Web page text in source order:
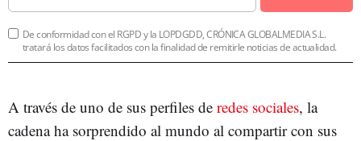
De conformidad con el RGPD y la LOPDGDD, CRÓNICA GLOBALMEDIA S.L.
tratará los datos facilitados con la finalidad de remitirle noticias de actualidad.
A través de uno de sus perfiles de redes sociales, la
cadena ha sorprendido al mundo al compartir con sus